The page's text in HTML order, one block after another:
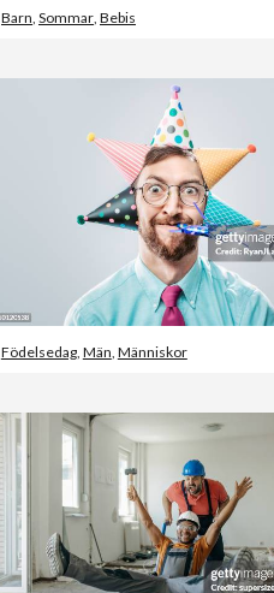
Barn, Sommar, Bebis
Födelsedag, Män, Människor